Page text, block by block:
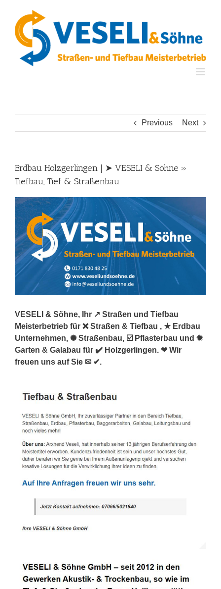
content
Previous Next
Erdbau Holzgerlingen | ➤ VESELI & Söhne »
Tiefbau, Tief & Straßenbau
VESELI & Söhne, Ihr ↗️ Straßen und Tiefbau
Meisterbetrieb für ❌ Straßen & Tiefbau , ★ Erdbau
Unternehmen, ✺ Straßenbau, ☑️ Pflasterbau und ✹
Garten & Galabau für ✔️ Holzgerlingen. ❤ Wir
freuen uns auf Sie ✉ ✔.